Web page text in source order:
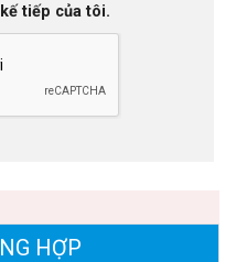
tiếp của tôi.
HỢP